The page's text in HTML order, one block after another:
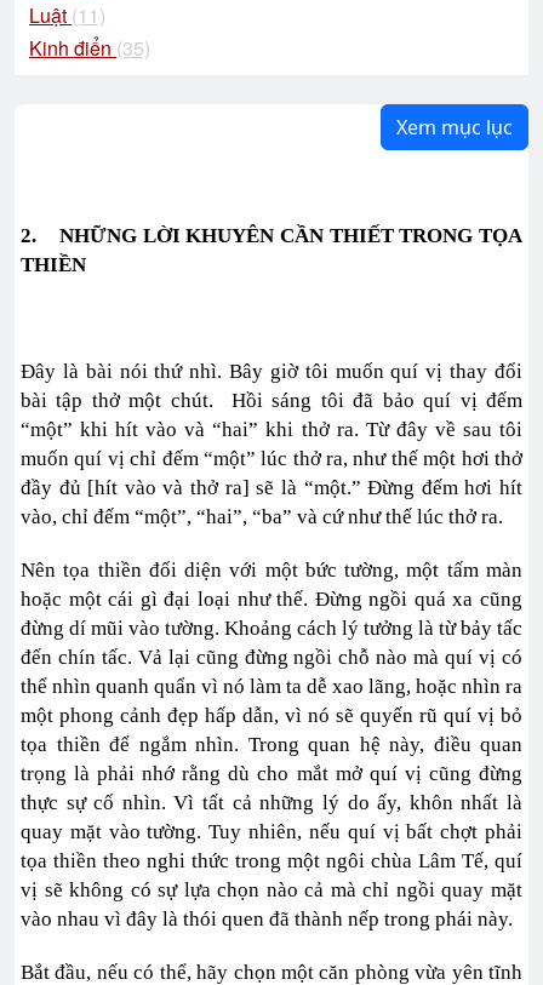
Luật (11)
Kinh điển (35)
Xem mục lục
2. NHỮNG LỜI KHUYÊN CẦN THIẾT TRONG TỌA
THIỀN
Đây là bài nói thứ nhì. Bây giờ tôi muốn quí vị thay đổi
bài tập thở một chút. Hồi sáng tôi đã bảo quí vị đếm
“một” khi hít vào và “hai” khi thở ra. Từ đây về sau tôi
muốn quí vị chỉ đếm “một” lúc thở ra, như thế một hơi thở
đầy đủ [hít vào và thở ra] sẽ là “một.” Đừng đếm hơi hít
vào, chỉ đếm “một”, “hai”, “ba” và cứ như thế lúc thở ra.
Nên tọa thiền đối diện với một bức tường, một tấm màn
hoặc một cái gì đại loại như thế. Đừng ngồi quá xa cũng
đừng dí mũi vào tường. Khoảng cách lý tưởng là từ bảy tấc
đến chín tấc. Vả lại cũng đừng ngồi chỗ nào mà quí vị có
thể nhìn quanh quẩn vì nó làm ta dễ xao lãng, hoặc nhìn ra
một phong cảnh đẹp hấp dẫn, vì nó sẽ quyến rũ quí vị bỏ
tọa thiền để ngắm nhìn. Trong quan hệ này, điều quan
trọng là phải nhớ rằng dù cho mắt mở quí vị cũng đừng
thực sự cố nhìn. Vì tất cả những lý do ấy, khôn nhất là
quay mặt vào tường. Tuy nhiên, nếu quí vị bất chợt phải
tọa thiền theo nghi thức trong một ngôi chùa Lâm Tế, quí
vị sẽ không có sự lựa chọn nào cả mà chỉ ngồi quay mặt
vào nhau vì đây là thói quen đã thành nếp trong phái này.
Bắt đầu, nếu có thể, hãy chọn một căn phòng vừa yên tĩnh